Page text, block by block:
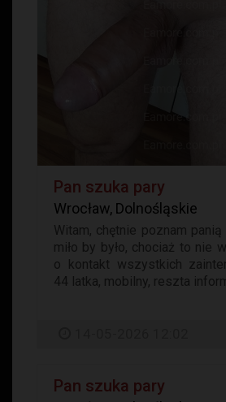
Pan szuka pary
Wrocław, Dolnośląskie
Witam, chętnie poznam
miło by było, chociaż to nie
o kontakt wszystkich
44 latka, mobilny, reszta
Pan szuka pary